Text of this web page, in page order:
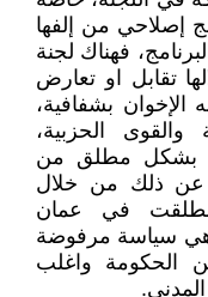
إصلاحي من إلفها
فهناك لجنة
تقابل او تعارض
بشفافية،
والقوى الحزبية،
بشكل مطلق من
عن ذلك من خلال
انطلقت في عمان
سياسة مرفوضة
الحكومة واغلب